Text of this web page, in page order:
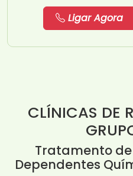
Ligar Agora
CLÍNICAS DE
Tratamento
Dependentes